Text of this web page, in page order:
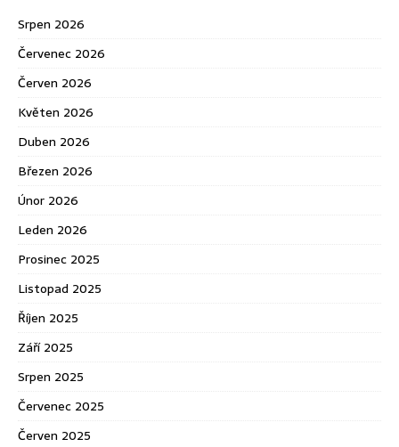
Srpen 2026
Červenec 2026
Červen 2026
Květen 2026
Duben 2026
Březen 2026
Únor 2026
Leden 2026
Prosinec 2025
Listopad 2025
Říjen 2025
Září 2025
Srpen 2025
Červenec 2025
Červen 2025